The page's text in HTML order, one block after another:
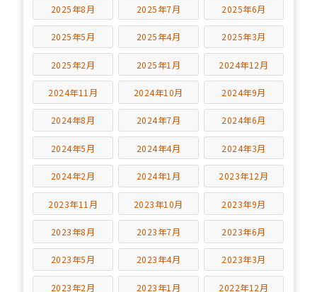
2025年8月 2025年7月 2025年6月
2025年5月 2025年4月 2025年3月
2025年2月 2025年1月 2024年12月
2024年11月 2024年10月 2024年9月
2024年8月 2024年7月 2024年6月
2024年5月 2024年4月 2024年3月
2024年2月 2024年1月 2023年12月
2023年11月 2023年10月 2023年9月
2023年8月 2023年7月 2023年6月
2023年5月 2023年4月 2023年3月
2023年2月 2023年1月 2022年12月